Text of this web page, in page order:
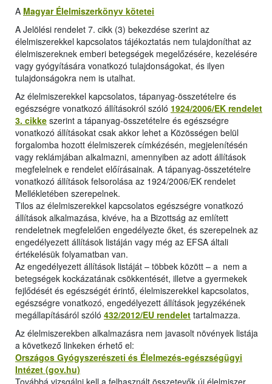
A Magyar Élelmiszerkönyv kötetei
A Jelölési rendelet 7. cikk (3) bekezdése szerint az
élelmiszerekkel kapcsolatos tájékoztatás nem tulajdoníthat az
élelmiszereknek emberi betegségek megelőzésére, kezelésére
vagy gyógyítására vonatkozó tulajdonságokat, és ilyen
tulajdonságokra nem is utalhat.
Az élelmiszerekkel kapcsolatos, tápanyag-összetételre és
egészségre vonatkozó állításokról szóló 1924/2006/EK rendelet
3. cikke szerint a tápanyag-összetételre és egészségre
vonatkozó állításokat csak akkor lehet a Közösségen belül
forgalomba hozott élelmiszerek címkézésén, megjelenítésén
vagy reklámjában alkalmazni, amennyiben az adott állítások
megfelelnek e rendelet előírásainak. A tápanyag-összetételre
vonatkozó állítások felsorolása az 1924/2006/EK rendelet
Mellékletében szerepelnek.
Tilos az élelmiszerekkel kapcsolatos egészségre vonatkozó
állítások alkalmazása, kivéve, ha a Bizottság az említett
rendeletnek megfelelően engedélyezte őket, és szerepelnek az
engedélyezett állítások listáján vagy még az EFSA általi
értékelésük folyamatban van.
Az engedélyezett állítások listáját – többek között – a nem a
betegségek kockázatának csökkentését, illetve a gyermekek
fejlődését és egészségét érintő, élelmiszerekkel kapcsolatos,
egészségre vonatkozó, engedélyezett állítások jegyzékének
megállapításáról szóló 432/2012/EU rendelet tartalmazza.
Az élelmiszerekben alkalmazásra nem javasolt növények listája
a következő linkeken érhető el:
Országos Gyógyszerészeti és Élelmezés-egészségügyi
Intézet (gov.hu)